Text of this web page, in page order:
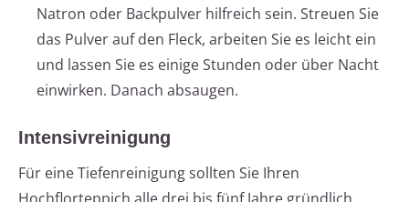
Natron oder Backpulver hilfreich sein. Streuen Sie
das Pulver auf den Fleck, arbeiten Sie es leicht ein
und lassen Sie es einige Stunden oder über Nacht
einwirken. Danach absaugen.
Intensivreinigung
Für eine Tiefenreinigung sollten Sie Ihren